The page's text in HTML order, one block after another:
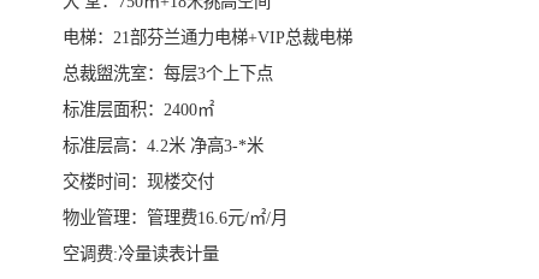
电梯：21部芬兰通力电梯+VIP总裁电梯
总裁盥洗室：每层3个上下点
标准层面积：2400㎡
标准层高：4.2米 净高3-*米
交楼时间：现楼交付
物业管理：管理费16.6元/㎡/月
空调费:冷量读表计量